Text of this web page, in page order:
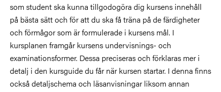
som student ska kunna tillgodogöra dig kursens innehåll
på bästa sätt och för att du ska få träna på de färdigheter
och förmågor som är formulerade i kursens mål. I
kursplanen framgår kursens undervisnings- och
examinationsformer. Dessa preciseras och förklaras mer i
detalj i den kursguide du får när kursen startar. I denna finns
också detaljschema och läsanvisningar liksom annan